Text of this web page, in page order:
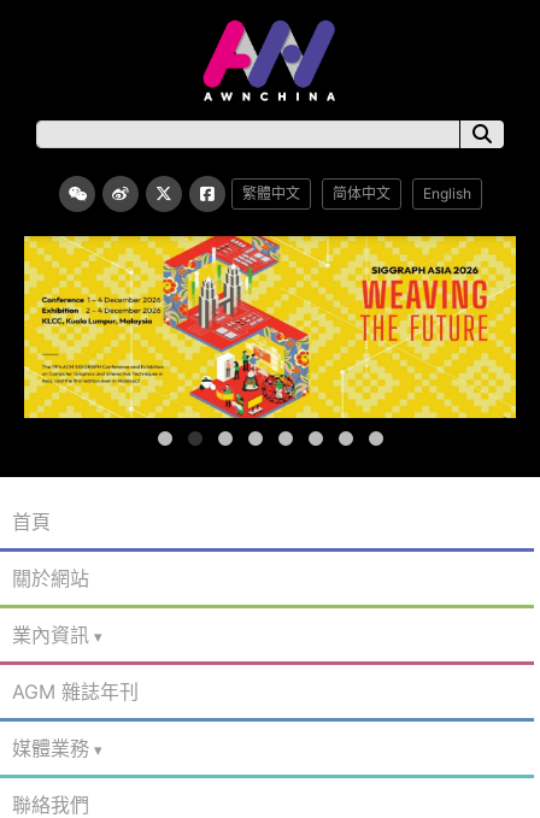
繁體中文 简体中文 English
首頁
關於網站
業內資訊
AGM 雜誌年刊
媒體業務
聯絡我們